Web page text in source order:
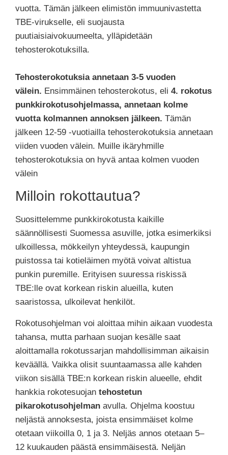
vuotta. Tämän jälkeen elimistön immuunivastetta
TBE-virukselle, eli suojausta
puutiaisiaivokuumeelta, ylläpidetään
tehosterokotuksilla.
Tehosterokotuksia annetaan 3-5 vuoden
välein. Ensimmäinen tehosterokotus, eli 4. rokotus
punkkirokotusohjelmassa, annetaan kolme
vuotta kolmannen annoksen jälkeen. Tämän
jälkeen 12-59 -vuotiailla tehosterokotuksia annetaan
viiden vuoden välein. Muille ikäryhmille
tehosterokotuksia on hyvä antaa kolmen vuoden
välein
Milloin rokottautua?
Suosittelemme punkkirokotusta kaikille
säännöllisesti Suomessa asuville, jotka esimerkiksi
ulkoillessa, mökkeilyn yhteydessä, kaupungin
puistossa tai kotieläimen myötä voivat altistua
punkin puremille. Erityisen suuressa riskissä
TBE:lle ovat korkean riskin alueilla, kuten
saaristossa, ulkoilevat henkilöt.
Rokotusohjelman voi aloittaa mihin aikaan vuodesta
tahansa, mutta parhaan suojan kesälle saat
aloittamalla rokotussarjan mahdollisimman aikaisin
keväällä. Vaikka olisit suuntaamassa alle kahden
viikon sisällä TBE:n korkean riskin alueelle, ehdit
hankkia rokotesuojan tehostetun
pikarokotusohjelman avulla. Ohjelma koostuu
neljästä annoksesta, joista ensimmäiset kolme
otetaan viikoilla 0, 1 ja 3. Neljäs annos otetaan 5–
12 kuukauden päästä ensimmäisestä. Neljän